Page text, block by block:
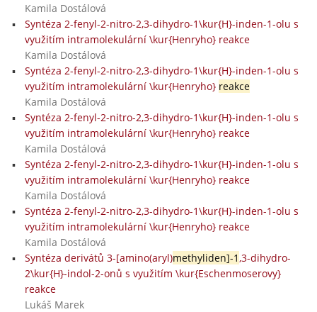
Kamila Dostálová
Syntéza 2-fenyl-2-nitro-2,3-dihydro-1\kur{H}-inden-1-olu s
využitím intramolekulární \kur{Henryho} reakce
Kamila Dostálová
Syntéza 2-fenyl-2-nitro-2,3-dihydro-1\kur{H}-inden-1-olu s
využitím intramolekulární \kur{Henryho} reakce
Kamila Dostálová
Syntéza 2-fenyl-2-nitro-2,3-dihydro-1\kur{H}-inden-1-olu s
využitím intramolekulární \kur{Henryho} reakce
Kamila Dostálová
Syntéza 2-fenyl-2-nitro-2,3-dihydro-1\kur{H}-inden-1-olu s
využitím intramolekulární \kur{Henryho} reakce
Kamila Dostálová
Syntéza 2-fenyl-2-nitro-2,3-dihydro-1\kur{H}-inden-1-olu s
využitím intramolekulární \kur{Henryho} reakce
Kamila Dostálová
Syntéza derivátů 3-[amino(aryl)methyliden]-1 ,3-dihydro-
2\kur{H}-indol-2-onů s využitím \kur{Eschenmoserovy}
reakce
Lukáš Marek